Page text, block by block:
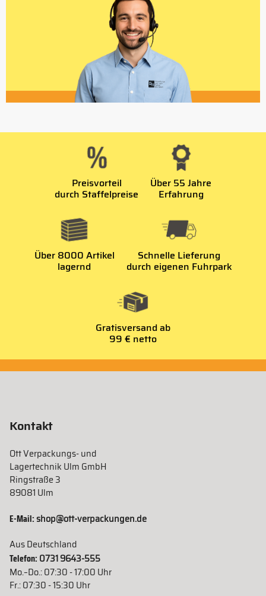
Preisvorteil
durch Staffelpreise
Über 55 Jahre
Erfahrung
Über 8000 Artikel
lagernd
Schnelle Lieferung
durch eigenen Fuhrpark
Gratisversand ab
99 € netto
Kontakt
Ott Verpackungs- und
Lagertechnik Ulm GmbH
Ringstraße 3
89081 Ulm
E-Mail:shop@ott-verpackungen.de
Aus Deutschland
Telefon: 0731 9643-555
Mo.–Do.: 07:30 - 17:00 Uhr
Fr.: 07:30 - 15:30 Uhr